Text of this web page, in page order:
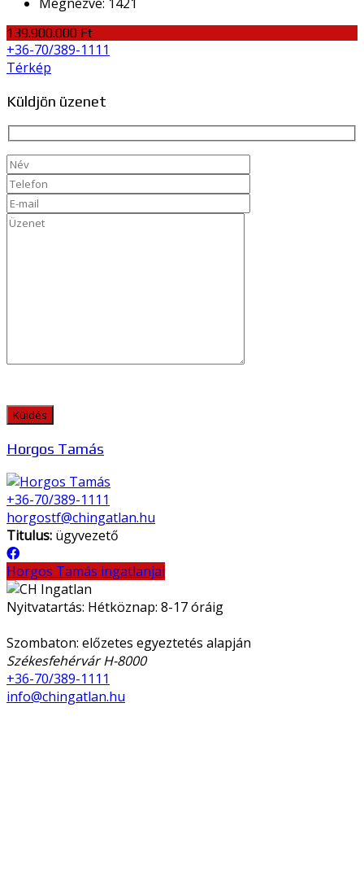
Megnézve: 1421
139.900.000 Ft
+36-70/389-1111
Térkép
Küldjön üzenet
Horgos Tamás
+36-70/389-1111
horgostf@chingatlan.hu
Titulus: ügyvezető
Horgos Tamás ingatlanjai
Nyitvatartás: Hétköznap: 8-17 óráig
Szombaton: előzetes egyeztetés alapján
Székesfehérvár H-8000
+36-70/389-1111
info@chingatlan.hu